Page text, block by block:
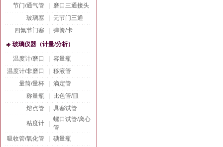
节门/通气管
磨口三通接头
玻璃塞
无节门三通
四氟节门塞
弹簧/卡
玻璃仪器（计量/分析）
温度计/磨口
容量瓶
温度计/非磨口
移液管
量筒/量杯
滴定管
称量瓶
比色管/皿
熔点管
具塞试管
粘度计
螺口试管/离心
管
吸收管/氧化管
碘量瓶